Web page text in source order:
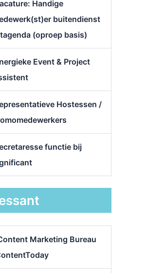
Handige
buitendienst
(oproep basis)
Event & Project
Hostessen /
functie bij
Marketing Bureau